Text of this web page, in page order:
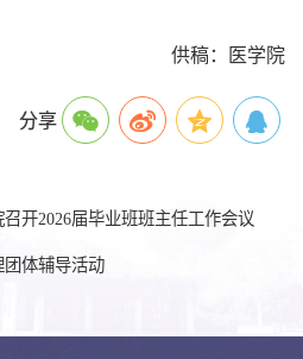
供稿：医学院
分享
开2026届毕业班班主任工作会议
体辅导活动